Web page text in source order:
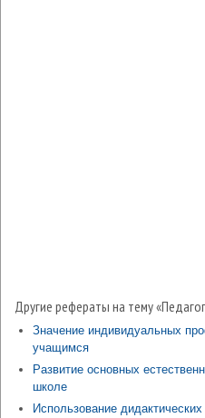
Другие рефераты на тему
Значение индивидуальных
учащимся
Развитие основных
школе
Использование